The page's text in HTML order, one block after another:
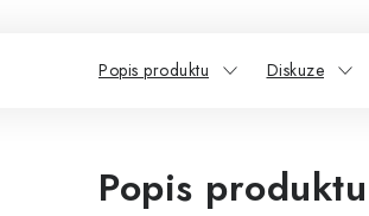
Popis produktu Diskuze
Popis produktu